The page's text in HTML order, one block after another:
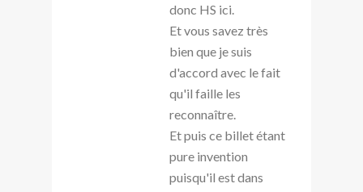
donc HS ici.
Et vous savez très
bien que je suis
d'accord avec le fait
qu'il faille les
reconnaître.
Et puis ce billet étant
pure invention
puisqu'il est dans